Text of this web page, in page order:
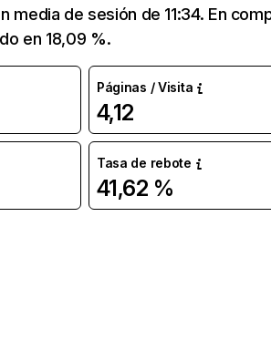
media de sesión de 11:34. En
en 18,09 %.
Páginas / Visita
4,12
Tasa de rebote
41,62 %